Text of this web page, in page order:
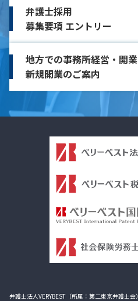
弁護士採用
募集要項 エントリー
地方での事務所経営・開業
新規開業のご案内
弁護士法人VERYBEST（所属：第二東京弁護士会）